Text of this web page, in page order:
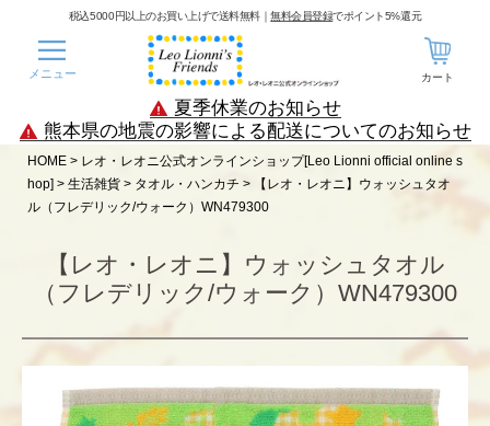
税込5000円以上のお買い上げで送料無料｜無料会員登録でポイント5%還元
メニュー カート
夏季休業のお知らせ
熊本県の地震の影響による配送についてのお知らせ
HOME
レオ・レオニ公式オンラインショップ[Leo Lionni official online s
hop]
生活雑貨 タオル・ハンカチ
【レオ・レオニ】ウォッシュタオ
ル（フレデリック/ウォーク）WN479300
【レオ・レオニ】ウォッシュタオル
（フレデリック/ウォーク）WN479300